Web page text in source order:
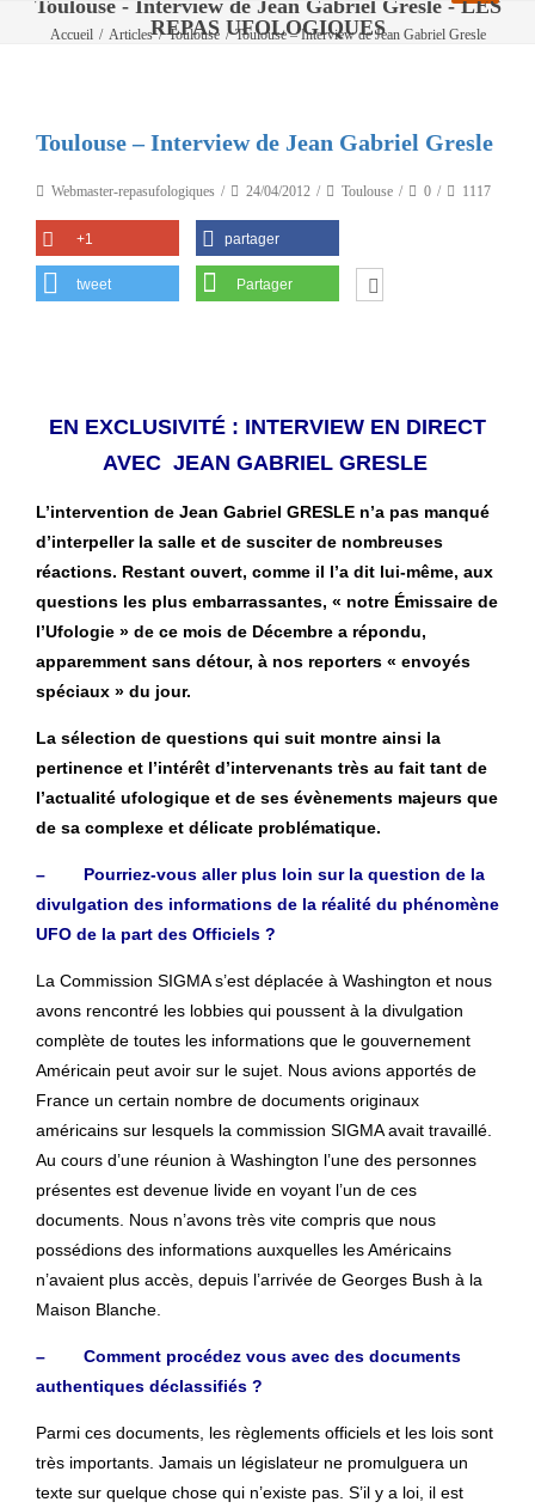
Toulouse - Interview de Jean Gabriel Gresle - LES
REPAS UFOLOGIQUES
Accueil / Articles / Toulouse / Toulouse – Interview de Jean Gabriel Gresle
Toulouse – Interview de Jean Gabriel Gresle
Webmaster-repasufologiques 24/04/2012 Toulouse 0 1117
+1 partager
tweet Partager
EN EXCLUSIVITÉ : INTERVIEW EN DIRECT
AVEC JEAN GABRIEL GRESLE
L’intervention de Jean Gabriel GRESLE n’a pas manqué
d’interpeller la salle et de susciter de nombreuses
réactions. Restant ouvert, comme il l’a dit lui-même, aux
questions les plus embarrassantes, « notre Émissaire de
l’Ufologie » de ce mois de Décembre a répondu,
apparemment sans détour, à nos reporters « envoyés
spéciaux » du jour.
La sélection de questions qui suit montre ainsi la
pertinence et l’intérêt d’intervenants très au fait tant de
l’actualité ufologique et de ses évènements majeurs que
de sa complexe et délicate problématique.
– Pourriez-vous aller plus loin sur la question de la
divulgation des informations de la réalité du phénomène
UFO de la part des Officiels ?
La Commission SIGMA s’est déplacée à Washington et nous
avons rencontré les lobbies qui poussent à la divulgation
complète de toutes les informations que le gouvernement
Américain peut avoir sur le sujet. Nous avions apportés de
France un certain nombre de documents originaux
américains sur lesquels la commission SIGMA avait travaillé.
Au cours d’une réunion à Washington l’une des personnes
présentes est devenue livide en voyant l’un de ces
documents. Nous n’avons très vite compris que nous
possédions des informations auxquelles les Américains
n’avaient plus accès, depuis l’arrivée de Georges Bush à la
Maison Blanche.
– Comment procédez vous avec des documents
authentiques déclassifiés ?
Parmi ces documents, les règlements officiels et les lois sont
très importants. Jamais un législateur ne promulguera un
texte sur quelque chose qui n’existe pas. S’il y a loi, il est